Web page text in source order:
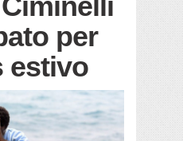
per
estivo